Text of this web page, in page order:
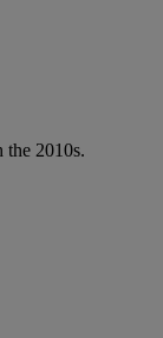
the 2010s.